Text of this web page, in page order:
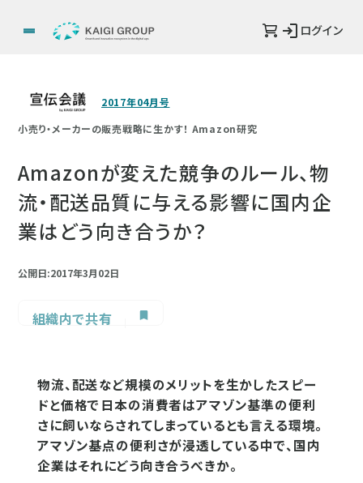
ログイン
2017年04月号
小売り・メーカーの販売戦略に生かす！ Amazon研究
Amazonが変えた競争のルール、物
流・配送品質に与える影響に国内企
業はどう向き合うか？
公開日:2017年3月02日
組織内で共有
物流、配送など規模のメリットを生かしたスピー
ドと価格で日本の消費者はアマゾン基準の便利
さに飼いならされてしまっているとも言える環境。
アマゾン基点の便利さが浸透している中で、国内
企業はそれにどう向き合うべきか。